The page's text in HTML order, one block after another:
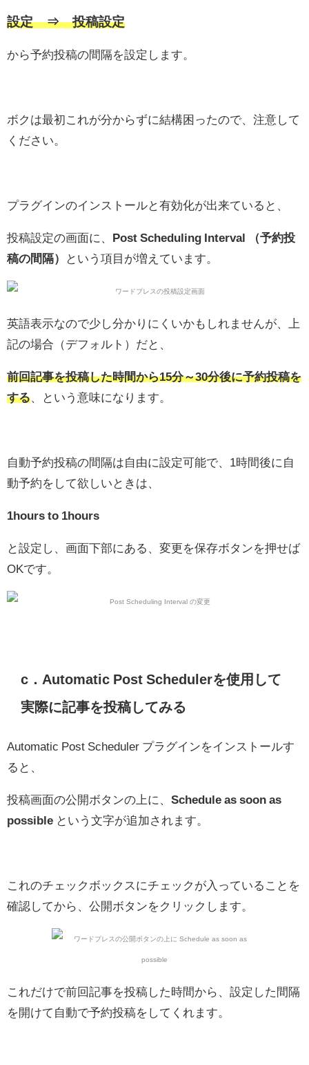
設定 ⇒ 投稿設定
から予約投稿の間隔を設定します。
ボクは最初これが分からずに結構困ったので、注意して
ください。
プラグインのインストールと有効化が出来ていると、
投稿設定の画面に、 Post Scheduling Interval （予約投
稿の間隔）
という項目が増えています。
英語表示なので少し分かりにくいかもしれませんが、上
記の場合（デフォルト）だと、
前回記事を投稿した時間から15分～30分後に予約投稿を
する 、という意味になります。
自動予約投稿の間隔は自由に設定可能で、1時間後に自
動予約をして欲しいときは、
1hours to 1hours
と設定し、画面下部にある、変更を保存ボタンを押せば
OKです。
c．Automatic Post Schedulerを使用して
実際に記事を投稿してみる
Automatic Post Scheduler プラグインをインストールす
ると、
投稿画面の公開ボタンの上に、 Schedule as soon as
possible という文字が追加されます。
これのチェックボックスにチェックが入っていることを
確認してから、公開ボタンをクリックします。
これだけで前回記事を投稿した時間から、設定した間隔
を開けて自動で予約投稿をしてくれます。